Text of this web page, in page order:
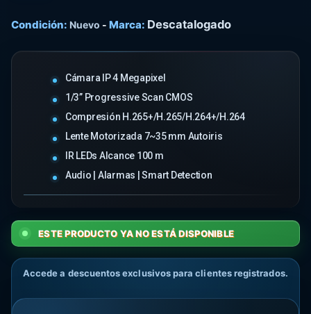
Condición: Nuevo - Marca: Descatalogado
Cámara IP 4 Megapixel
1/3” Progressive Scan CMOS
Compresión H.265+/H.265/H.264+/H.264
Lente Motorizada 7~35 mm Autoiris
IR LEDs Alcance 100 m
Audio | Alarmas | Smart Detection
ESTE PRODUCTO YA NO ESTÁ DISPONIBLE
Accede a descuentos exclusivos para clientes registrados.